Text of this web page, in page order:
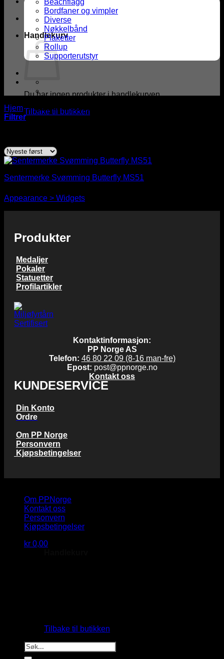
Handlekurv
Du har ingen produkter i handlekurven.
Tilbake til butikken
Beachflagg
Bordfaner og vimpler
Diverse
Nøkkelbånd
Plaketter
Rollup
Supporterutstyr
Hjem /Produkter med stikkord “Butterfly”
Filtrer
Sentermerke Svømming Butterfly MS51
kr2,00
Appearance > Widgets
Produkter
Medaljer
Pokaler
Statuetter
Profilartikler
Kontaktinformasjon:
PP Norge AS
Telefon: 46 80 22 09 (8-16 man-fre)
Epost: post@ppnorge.no
Kontakt oss
KUNDESERVICE
Din Konto
Ordre
Om PP Norge
Personvern
Kjøpsbetingelser
Om PPNorge
Kontakt oss
Personvern
Kjøpsbetingelser
kr 0,00
Tilbake til butikken
Søk
etter: